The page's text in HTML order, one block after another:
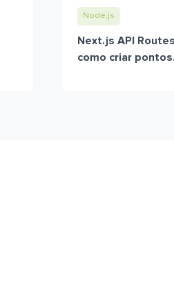
Node.js
Next.js API
como criar